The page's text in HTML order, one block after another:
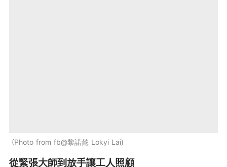
Photo from fb@黎諾懿 Lokyi Lai
從緊張大師到放手讓工人照顧